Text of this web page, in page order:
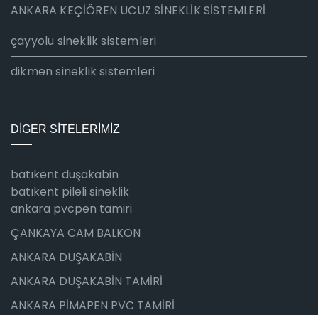
ANKARA KEÇİÖREN UCUZ SİNEKLİK SİSTEMLERİ
çayyolu sineklik sistemleri
dikmen sineklik sistemleri
DİGER SİTELERİMİZ
batıkent duşakabin
batıkent pileli sineklik
ankara pvcpen tamiri
ÇANKAYA CAM BALKON
ANKARA DUŞAKABİN
ANKARA DUŞAKABİN TAMİRİ
ANKARA PİMAPEN PVC TAMİRİ